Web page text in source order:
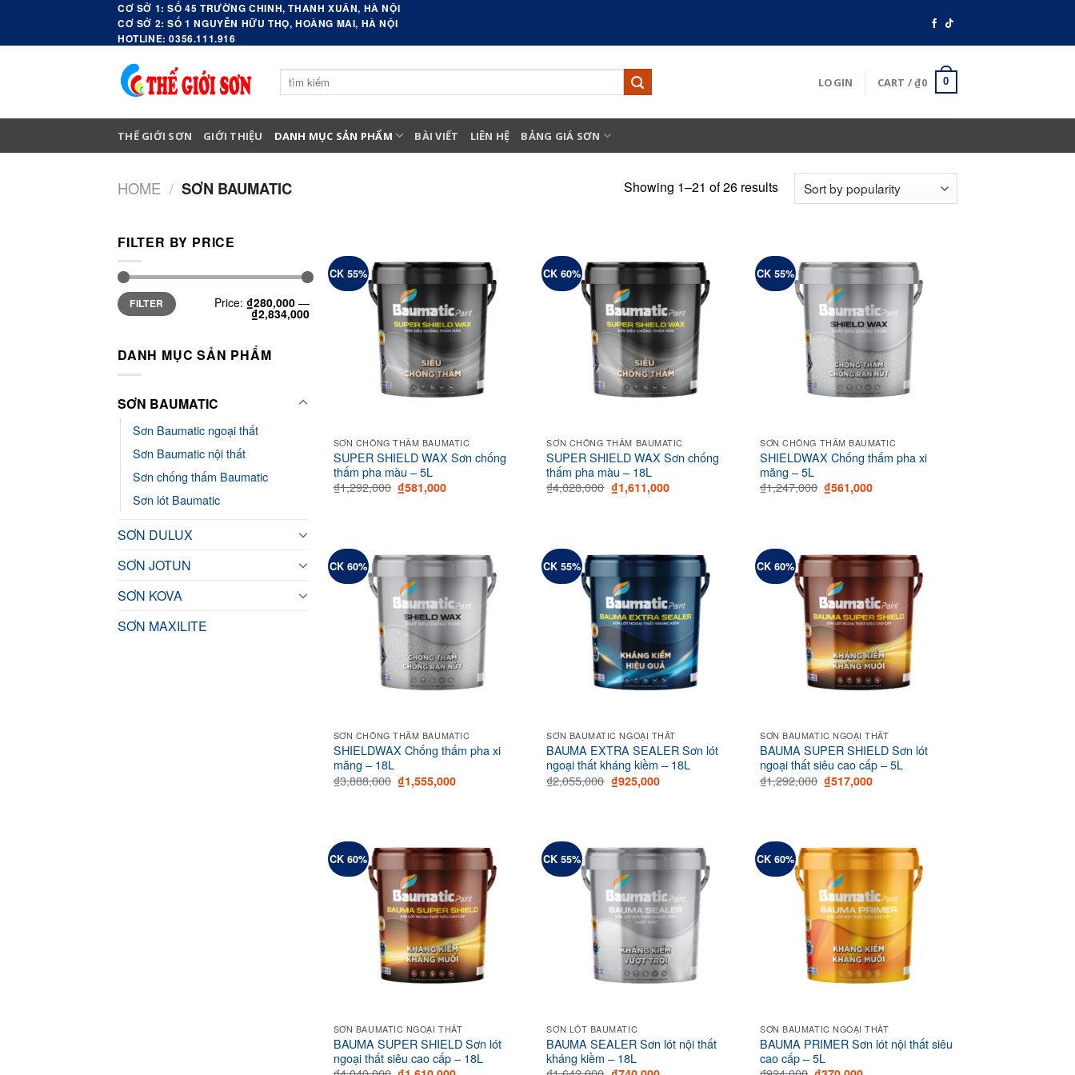
content
CƠ SỞ 1: SỐ 45 TRƯỜNG CHINH, THANH XUÂN, HÀ NỘI
CƠ SỞ 2: SỐ 1 NGUYỄN HỮU THỌ, HOÀNG MAI, HÀ NỘI
HOTLINE: 0356.111.916
Search
for:
LOGIN CART /₫0 0
THẾ GIỚI SƠN GIỚI THIỆU DANH MỤC SẢN PHẨM BÀI VIẾT LIÊN HỆ BẢNG GIÁ SƠN
HOME / SƠN BAUMATIC Showing 1–21 of 26 results
FILTER BY PRICE
Min
price
Max
priceFILTER Price: ₫280,000 —
₫2,834,000
DANH MỤC SẢN PHẨM
SƠN BAUMATIC
Sơn Baumatic ngoại thất
Sơn Baumatic nội thất
Sơn chống thấm Baumatic
Sơn lót Baumatic
SƠN DULUX
SƠN JOTUN
SƠN KOVA
SƠN MAXILITE
CK 55%
SƠN CHỐNG THẤM BAUMATIC
SUPER SHIELD WAX Sơn chống
thấm pha màu – 5L
₫1,292,000 Original
price
₫581,000Current
CK 60%
SƠN CHỐNG THẤM BAUMATIC
SUPER SHIELD WAX Sơn chống
thấm pha màu – 18L
₫4,028,000 Original
price
₫1,611,000Current
CK 55%
SƠN CHỐNG THẤM BAUMATIC
SHIELDWAX Chống thấm pha xi
măng – 5L
₫1,247,000 Original
price
₫561,000Current
CK 60%
SƠN CHỐNG THẤM BAUMATIC
SHIELDWAX Chống thấm pha xi
măng – 18L
₫3,888,000 Original
price
₫1,555,000Current
CK 55%
SƠN BAUMATIC NGOẠI THẤT
BAUMA EXTRA SEALER Sơn lót
ngoại thất kháng kiềm – 18L
₫2,055,000 Original
price
₫925,000Current
price
CK 60%
SƠN BAUMATIC NGOẠI THẤT
BAUMA SUPER SHIELD Sơn lót
ngoại thất siêu cao cấp – 5L
₫1,292,000 Original
price
₫517,000Current
CK 60%
SƠN BAUMATIC NGOẠI THẤT
BAUMA SUPER SHIELD Sơn lót
ngoại thất siêu cao cấp – 18L
CK 55%
SƠN LÓT BAUMATIC
BAUMA SEALER Sơn lót nội thất
kháng kiềm – 18L
CK 60%
SƠN BAUMATIC NGOẠI THẤT
BAUMA PRIMER Sơn lót nội thất siêu
cao cấp – 5L